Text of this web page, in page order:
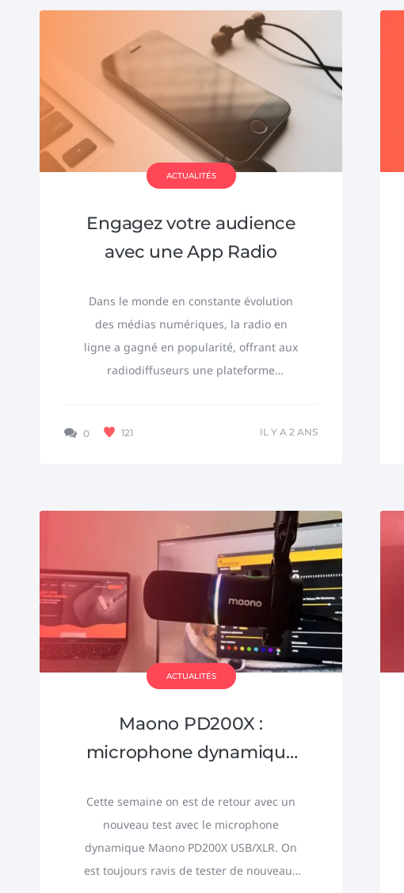
ACTUALITÉS
Engagez votre audience
avec une App Radio
Dans le monde en constante évolution
des médias numériques, la radio en
ligne a gagné en popularité, offrant aux
radiodiffuseurs une plateforme
0 121 IL Y A 2 ANS
ACTUALITÉS
Maono PD200X :
microphone dynamique
Cette semaine on est de retour avec un
nouveau test avec le microphone
dynamique Maono PD200X USB/XLR. On
est toujours ravis de tester de nouveaux